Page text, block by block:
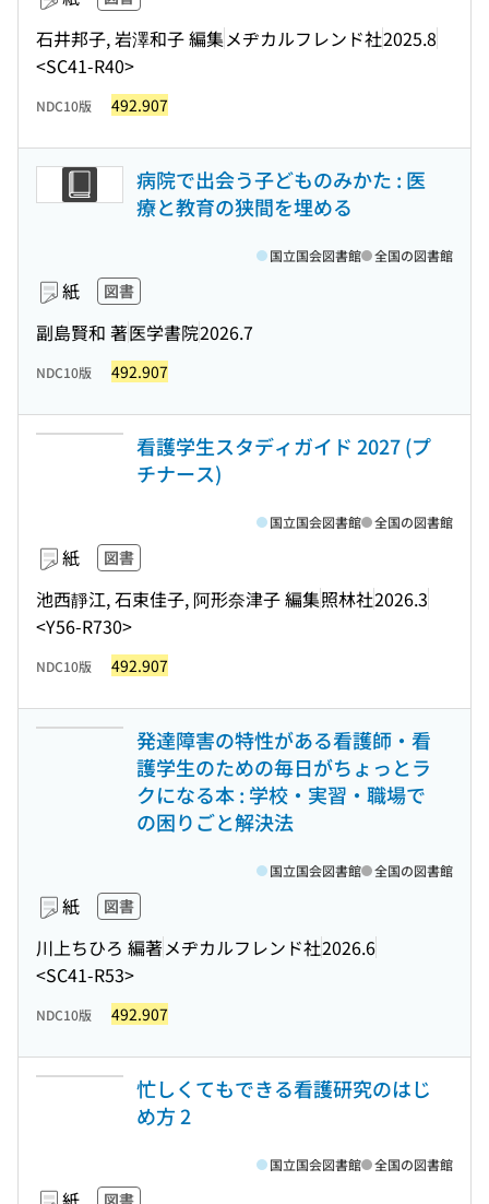
石井邦子, 岩澤和子 編集メヂカルフレンド社2025.8
<SC41-R40>
NDC10版 492.907
病院で出会う子どものみかた : 医
療と教育の狭間を埋める
紙 図書
副島賢和 著医学書院2026.7
国立国会図書館 全国の図書館
NDC10版 492.907
看護学生スタディガイド 2027 (プ
チナース)
紙 図書
池西靜江, 石束佳子, 阿形奈津子 編集照林社2026.3
<Y56-R730>
国立国会図書館 全国の図書館
NDC10版 492.907
発達障害の特性がある看護師・看
護学生のための毎日がちょっとラ
クになる本 : 学校・実習・職場で
の困りごと解決法
紙 図書
川上ちひろ 編著メヂカルフレンド社2026.6
<SC41-R53>
国立国会図書館 全国の図書館
NDC10版 492.907
忙しくてもできる看護研究のはじ
め方 2
図書
国立国会図書館 全国の図書館